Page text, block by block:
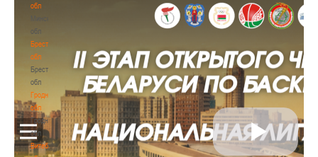
обл
обл
Брестская
обл
Брестская
обл
Гродненская
обл
Гродненская
обл
Витебская